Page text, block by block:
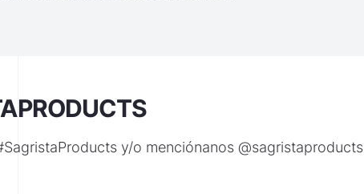
y/o menciónanos @sagristaproducts